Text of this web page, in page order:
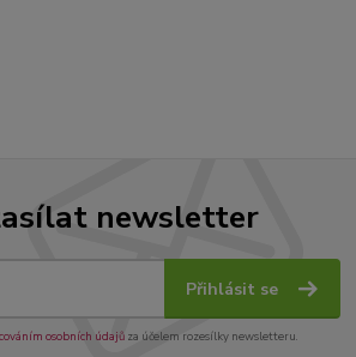
newsletter
Přihlásit se
osobních údajůza účelem rozesílky newsletteru.